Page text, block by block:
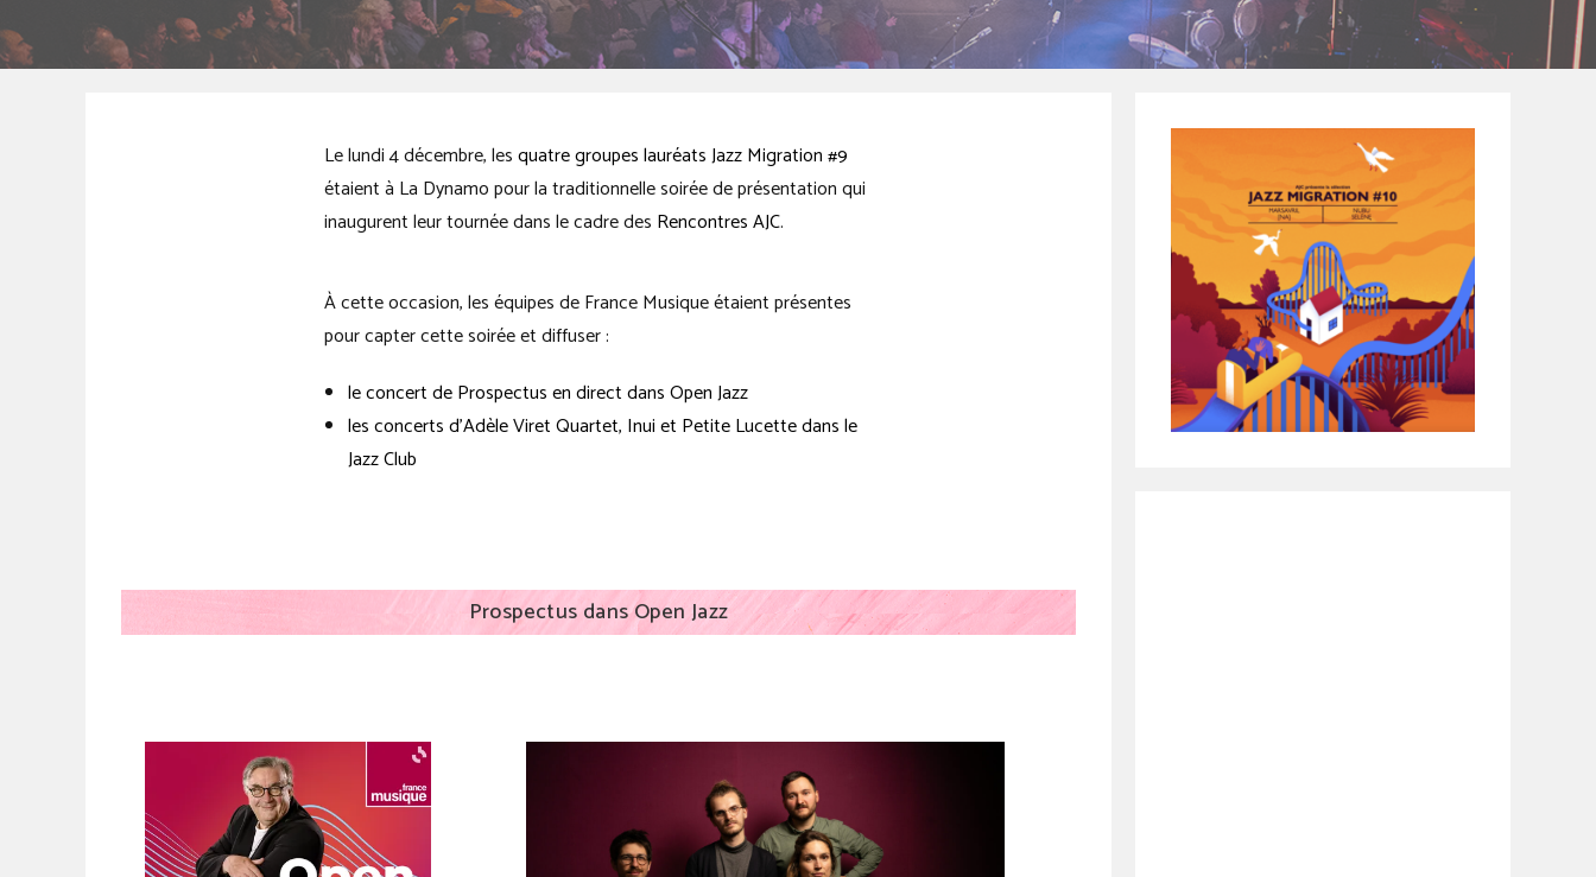
Le lundi 4 décembre, lesquatre groupes lauréats Jazz Migration #9
étaient à La Dynamo pour la traditionnelle soirée de présentation qui
inaugurent leur tournée dans le cadre des Rencontres AJC.
À cette occasion, les équipes de France Musique étaient présentes
pour capter cette soirée et diffuser :
le concert de Prospectus en direct dans Open Jazz
les concerts d’Adèle Viret Quartet, Inui et Petite Lucette dans le
Jazz Club
Prospectus dans Open Jazz